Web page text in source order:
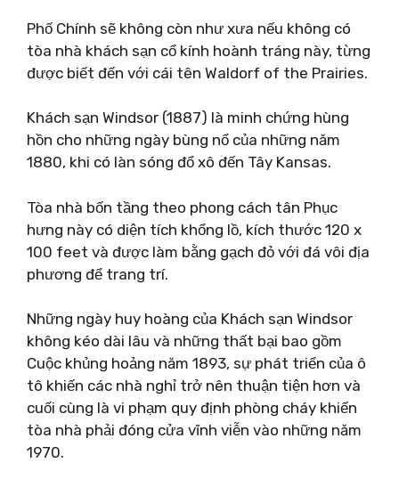
Phố Chính sẽ không còn như xưa nếu không có
tòa nhà khách sạn cổ kính hoành tráng này, từng
được biết đến với cái tên Waldorf of the Prairies.
Khách sạn Windsor (1887) là minh chứng hùng
hồn cho những ngày bùng nổ của những năm
1880, khi có làn sóng đổ xô đến Tây Kansas.
Tòa nhà bốn tầng theo phong cách tân Phục
hưng này có diện tích khổng lồ, kích thước 120 x
100 feet và được làm bằng gạch đỏ với đá vôi địa
phương để trang trí.
Những ngày huy hoàng của Khách sạn Windsor
không kéo dài lâu và những thất bại bao gồm
Cuộc khủng hoảng năm 1893, sự phát triển của ô
tô khiến các nhà nghỉ trở nên thuận tiện hơn và
cuối cùng là vi phạm quy định phòng cháy khiến
tòa nhà phải đóng cửa vĩnh viễn vào những năm
1970.